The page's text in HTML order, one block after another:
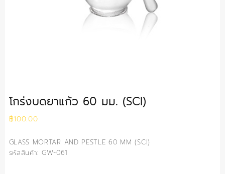
โกร่งบดยาแก้ว 60 มม. (SCI)
฿100.00
GLASS MORTAR AND PESTLE 60 MM (SCI)
รหัสสินค้า: GW-061